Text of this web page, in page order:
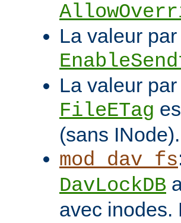
La valeur
La valeur
FileETag
(sans INode).
mod_dav_fs
DavLockDB
avec